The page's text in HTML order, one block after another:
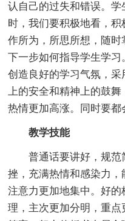
认自己的过失和错误。
时，我们要积极地看，
作所为，所思所想，随
下一步如何指导学生学习
创造良好的学习气氛，
上的安全和精神上的鼓
热情更加高涨。同时要都
教学技能
普通话要讲好，规范
挫，充满热情和感染力
注意力更加地集中。好
理，主次更加分明，重